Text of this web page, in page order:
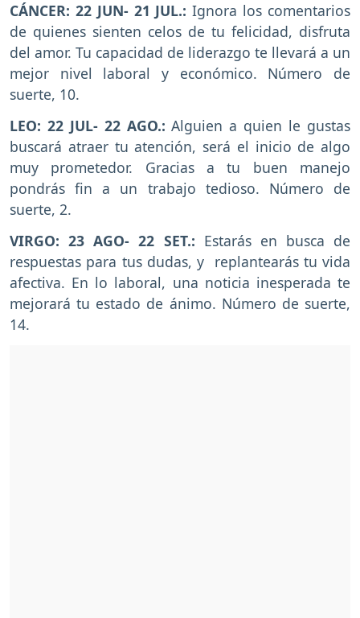
CÁNCER: 22 JUN- 21 JUL.: Ignora los comentarios
de quienes sienten celos de tu felicidad, disfruta
del amor. Tu capacidad de liderazgo te llevará a un
mejor nivel laboral y económico. Número de
suerte, 10.
LEO: 22 JUL- 22 AGO.:Alguien a quien le gustas
buscará atraer tu atención, será el inicio de algo
muy prometedor. Gracias a tu buen manejo
pondrás fin a un trabajo tedioso. Número de
suerte, 2.
VIRGO: 23 AGO- 22 SET.: Estarás en busca de
respuestas para tus dudas, y replantearás tu vida
afectiva. En lo laboral, una noticia inesperada te
mejorará tu estado de ánimo. Número de suerte,
14.